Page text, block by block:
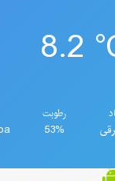
8.2
رطوبت
53%